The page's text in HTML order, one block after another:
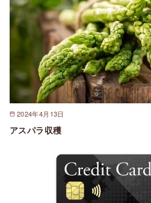
2024年4月13日
アスパラ収穫